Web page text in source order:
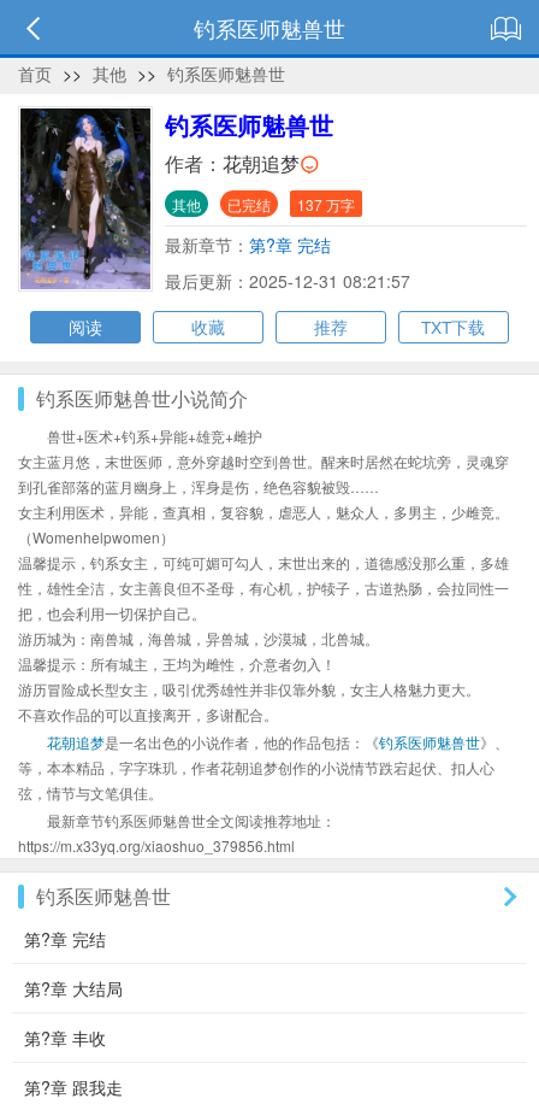
钓系医师魅兽世
首页 >> 其他 >> 钓系医师魅兽世
钓系医师魅兽世
作者： 花朝追梦
其他 已完结 137 万字
最新章节： 第?章 完结
最后更新：2025-12-31 08:21:57
阅读
收藏 推荐 TXT下载
钓系医师魅兽世小说简介
兽世+医术+钓系+异能+雄竞+雌护
女主蓝月悠，末世医师，意外穿越时空到兽世。醒来时居然在蛇坑旁，灵魂穿
到孔雀部落的蓝月幽身上，浑身是伤，绝色容貌被毁……
女主利用医术，异能，查真相，复容貌，虐恶人，魅众人，多男主，少雌竞。
（Womenhelpwomen）
温馨提示，钓系女主，可纯可媚可勾人，末世出来的，道德感没那么重，多雄
性，雄性全洁，女主善良但不圣母，有心机，护犊子，古道热肠，会拉同性一
把，也会利用一切保护自己。
游历城为：南兽城，海兽城，异兽城，沙漠城，北兽城。
温馨提示：所有城主，王均为雌性，介意者勿入！
游历冒险成长型女主，吸引优秀雄性并非仅靠外貌，女主人格魅力更大。
不喜欢作品的可以直接离开，多谢配合。
花朝追梦是一名出色的小说作者，他的作品包括：《钓系医师魅兽世》、
等，本本精品，字字珠玑，作者花朝追梦创作的小说情节跌宕起伏、扣人心
弦，情节与文笔俱佳。
最新章节钓系医师魅兽世全文阅读推荐地址：
https://m.x33yq.org/xiaoshuo_379856.html
钓系医师魅兽世
第?章 完结
第?章 大结局
第?章 丰收
第?章 跟我走